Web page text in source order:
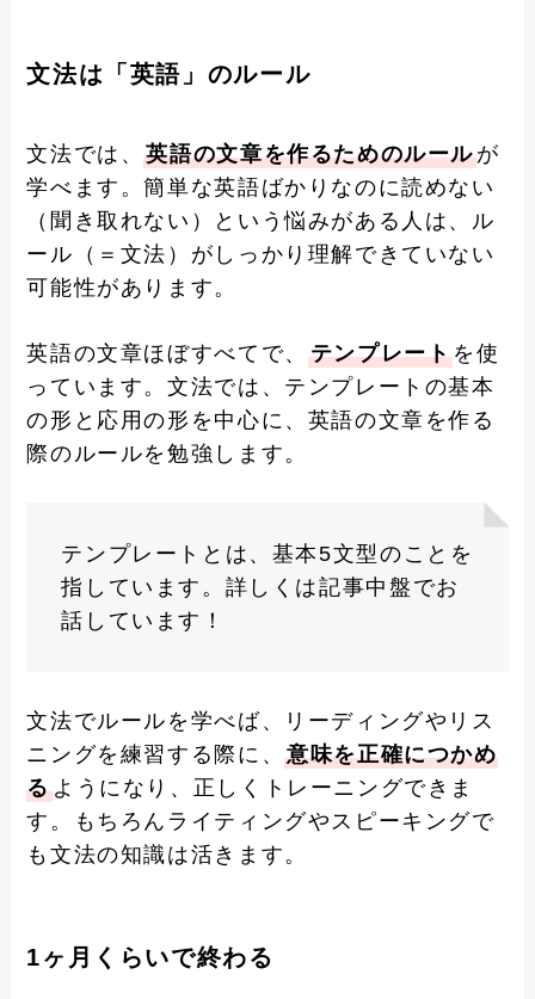
文法は「英語」のルール
文法では、英語の文章を作るためのルールが
学べます。簡単な英語ばかりなのに読めない
（聞き取れない）という悩みがある人は、ル
ール（＝文法）がしっかり理解できていない
可能性があります。
英語の文章ほぼすべてで、 テンプレートを使
っています。文法では、テンプレートの基本
の形と応用の形を中心に、英語の文章を作る
際のルールを勉強します。
テンプレートとは、基本5文型のことを
指しています。詳しくは記事中盤でお
話しています！
文法でルールを学べば、リーディングやリス
ニングを練習する際に、意味を正確につかめ
るようになり、正しくトレーニングできま
す。もちろんライティングやスピーキングで
も文法の知識は活きます。
1ヶ月くらいで終わる